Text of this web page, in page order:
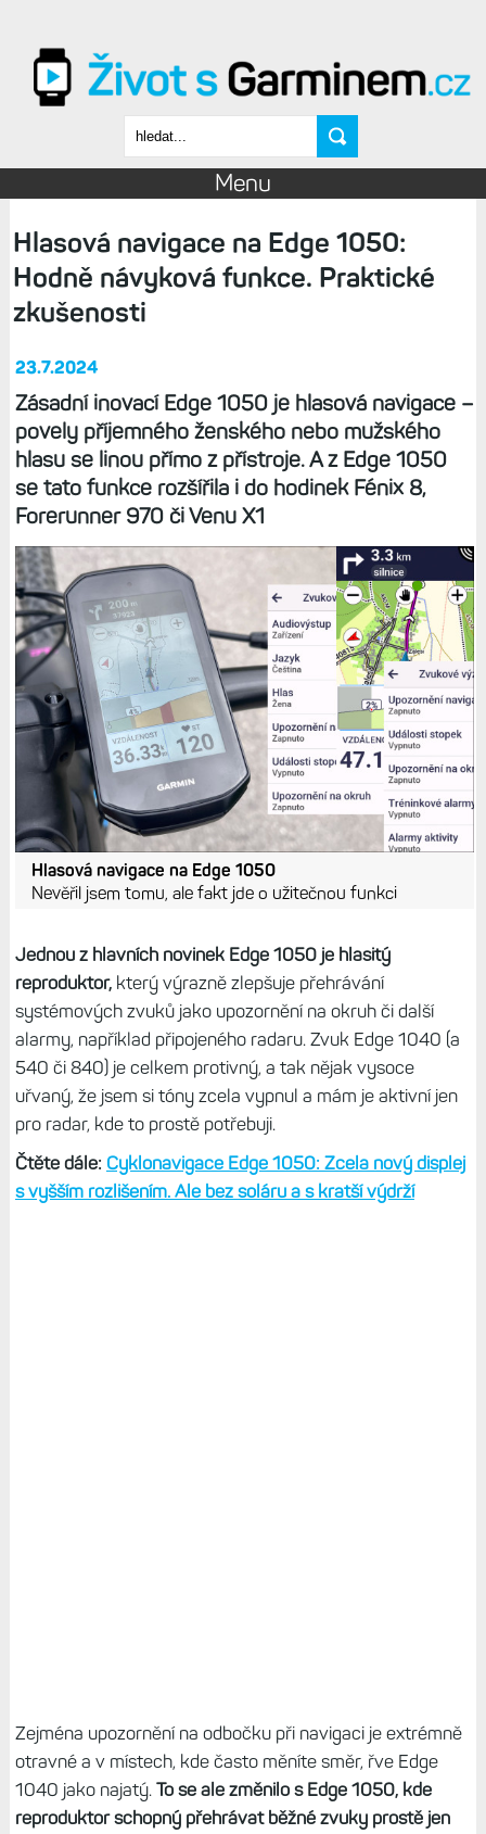
Vyhledávání
Menu
Hlasová navigace na Edge 1050:
Hodně návyková funkce. Praktické
zkušenosti
23.7.2024
Zásadní inovací Edge 1050 je hlasová navigace –
povely příjemného ženského nebo mužského
hlasu se linou přímo z přístroje. A z Edge 1050
se tato funkce rozšířila i do hodinek Fénix 8,
Forerunner 970 či Venu X1
Hlasová navigace na Edge 1050
Nevěřil jsem tomu, ale fakt jde o užitečnou funkci
Jednou z hlavních novinek Edge 1050 je hlasitý
reproduktor,který výrazně zlepšuje přehrávání
systémových zvuků jako upozornění na okruh či další
alarmy, například připojeného radaru. Zvuk Edge 1040 (a
540 či 840) je celkem protivný, a tak nějak vysoce
uřvaný, že jsem si tóny zcela vypnul a mám je aktivní jen
pro radar, kde to prostě potřebuji.
Čtěte dále: Cyklonavigace Edge 1050: Zcela nový displej
s vyšším rozlišením. Ale bez soláru a s kratší výdrží
Zejména upozornění na odbočku při navigaci je extrémně
otravné a v místech, kde často měníte směr, řve Edge
1040 jako najatý. To se ale změnilo s Edge 1050, kde
reproduktor schopný přehrávat běžné zvuky prostě jen